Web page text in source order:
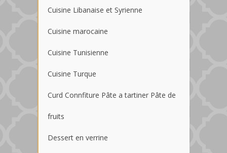
Cuisine Libanaise et Syrienne
Cuisine marocaine
Cuisine Tunisienne
Cuisine Turque
Curd Connfiture Pâte a tartiner Pâte de
fruits
Dessert en verrine